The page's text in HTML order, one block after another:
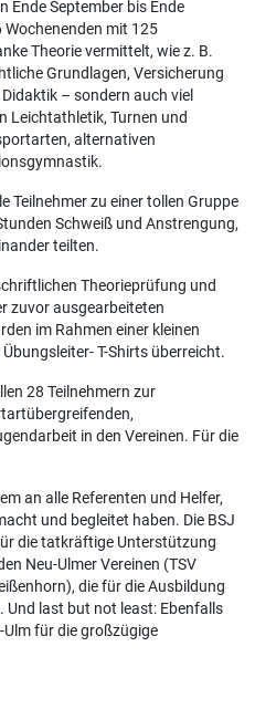
Ende September bis Ende
mit 125
Theorie vermittelt, wie z. B.
Grundlagen, Versicherung
– sondern auch viel
Leichtathletik, Turnen und
alternativen
Teilnehmer zu einer tollen Gruppe
Schweiß und Anstrengung,
teilten.
Theorieprüfung und
zuvor ausgearbeiteten
im Rahmen einer kleinen
T-Shirts überreicht.
28 Teilnehmern zur
in den Vereinen. Für die
an alle Referenten und Helfer,
und begleitet haben. Die BSJ
die tatkräftige Unterstützung
Neu-Ulmer Vereinen (TSV
die für die Ausbildung
last but not least: Ebenfalls
für die großzügige